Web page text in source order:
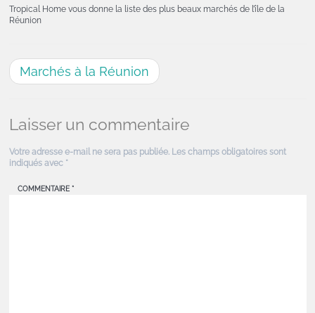
Tropical Home vous donne la liste des plus beaux marchés de l’île de la
Réunion
Marchés à la Réunion
Laisser un commentaire
Votre adresse e-mail ne sera pas publiée. Les champs obligatoires sont
indiqués avec *
COMMENTAIRE *